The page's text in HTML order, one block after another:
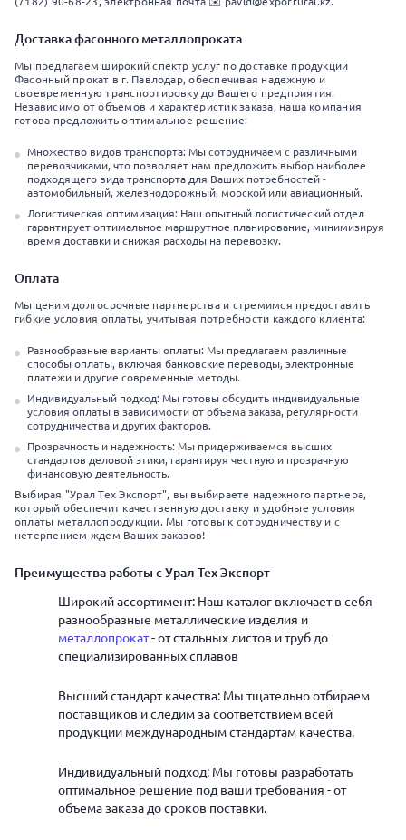
Доставка фасонного металлопроката
Мы предлагаем широкий спектр услуг по доставке продукции
Фасонный прокат в г. Павлодар, обеспечивая надежную и
своевременную транспортировку до Вашего предприятия.
Независимо от объемов и характеристик заказа, наша компания
готова предложить оптимальное решение:
Множество видов транспорта: Мы сотрудничаем с различными
перевозчиками, что позволяет нам предложить выбор наиболее
подходящего вида транспорта для Ваших потребностей -
автомобильный, железнодорожный, морской или авиационный.
Логистическая оптимизация: Наш опытный логистический отдел
гарантирует оптимальное маршрутное планирование, минимизируя
время доставки и снижая расходы на перевозку.
Оплата
Мы ценим долгосрочные партнерства и стремимся предоставить
гибкие условия оплаты, учитывая потребности каждого клиента:
Разнообразные варианты оплаты: Мы предлагаем различные
способы оплаты, включая банковские переводы, электронные
платежи и другие современные методы.
Индивидуальный подход: Мы готовы обсудить индивидуальные
условия оплаты в зависимости от объема заказа, регулярности
сотрудничества и других факторов.
Прозрачность и надежность: Мы придерживаемся высших
стандартов деловой этики, гарантируя честную и прозрачную
финансовую деятельность.
Выбирая "Урал Тех Экспорт", вы выбираете надежного партнера,
который обеспечит качественную доставку и удобные условия
оплаты металлопродукции. Мы готовы к сотрудничеству и с
нетерпением ждем Ваших заказов!
Преимущества работы с Урал Тех Экспорт
Широкий ассортимент: Наш каталог включает в себя
разнообразные металлические изделия и
металлопрокат- от стальных листов и труб до
специализированных сплавов
Высший стандарт качества: Мы тщательно отбираем
поставщиков и следим за соответствием всей
продукции международным стандартам качества.
Индивидуальный подход: Мы готовы разработать
оптимальное решение под ваши требования - от
объема заказа до сроков поставки.